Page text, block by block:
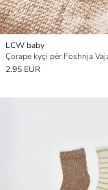
LCW baby
2.95 EUR